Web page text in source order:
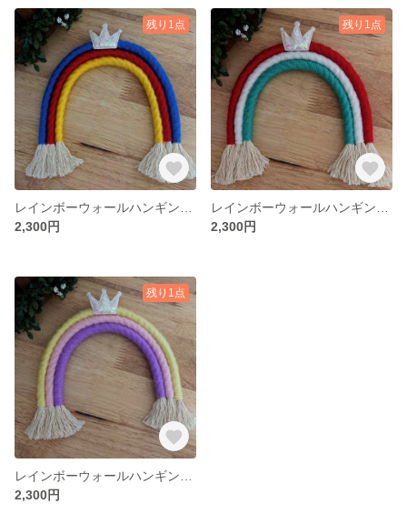
残り1点
2,300円
残り1点
2,300円
残り1点
2,300円